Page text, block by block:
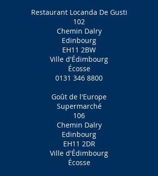
Restaurant Locanda De Gusti
102
Chemin Dalry
Edinbourg
EH11 2BW
Ville d'Édimbourg
Écosse
0131 346 8800
Goût de l'Europe
Supermarché
106
Chemin Dalry
Edinbourg
EH11 2DR
Ville d'Édimbourg
Écosse